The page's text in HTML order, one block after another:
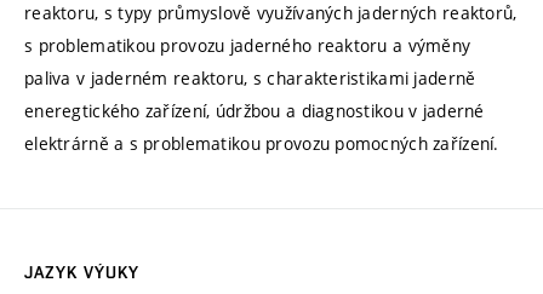
reaktoru, s typy průmyslově využívaných jaderných reaktorů,
s problematikou provozu jaderného reaktoru a výměny
paliva v jaderném reaktoru, s charakteristikami jaderně
eneregtického zařízení, údržbou a diagnostikou v jaderné
elektrárně a s problematikou provozu pomocných zařízení.
JAZYK VÝUKY